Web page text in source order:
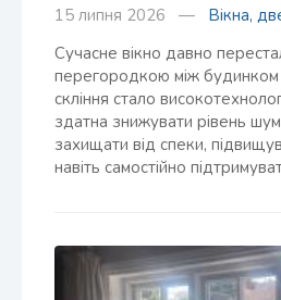
15 липня 2026 — Вікна,
Сучасне вікно давно
перегородкою між будинком
скління стало
здатна знижувати рівень
захищати від спеки,
навіть самостійно